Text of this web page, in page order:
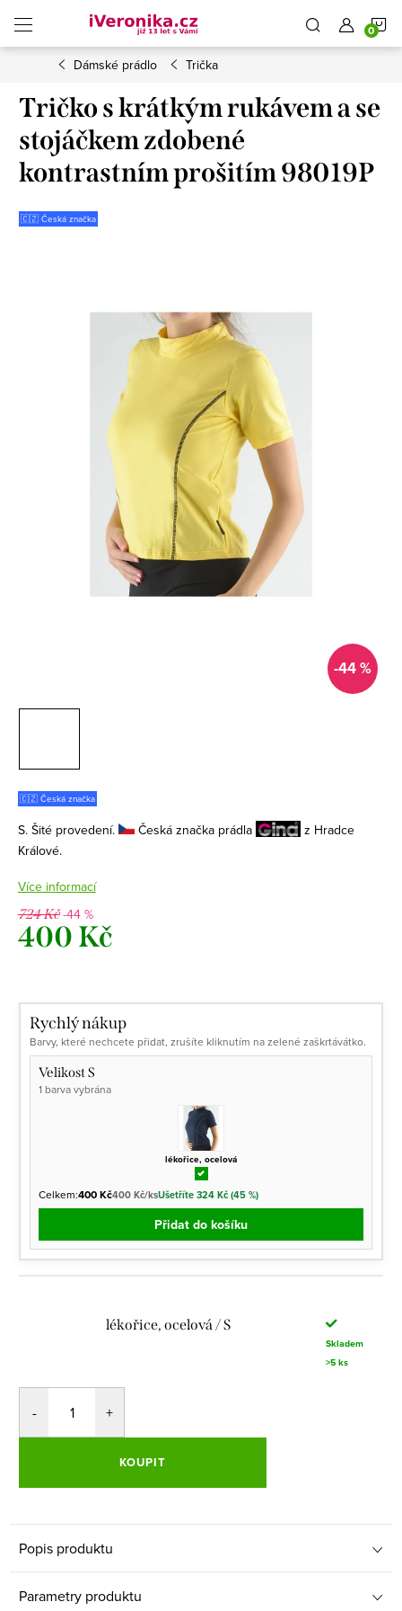
obsah
Dámské prádlo Trička
Tričko s krátkým rukávem a se
stojáčkem zdobené
kontrastním prošitím 98019P
🇨🇿 Česká značka
-44 %
🇨🇿 Česká značka
S. Šité provedení. Česká značka prádla
z Hradce
Králové.
Více informací
724 Kč-44 %
400 Kč
Rychlý nákup
Barvy, které nechcete přidat, zrušíte kliknutím na zelené zaškrtávátko.
Velikost S
1 barva vybrána
lékořice, ocelová
Celkem:400 Kč400 Kč/ksUšetříte 324 Kč (45 %)
Přidat do košíku
lékořice, ocelová / S
Skladem
>5 ks
KOUPIT
Popis produktu
Parametry produktu